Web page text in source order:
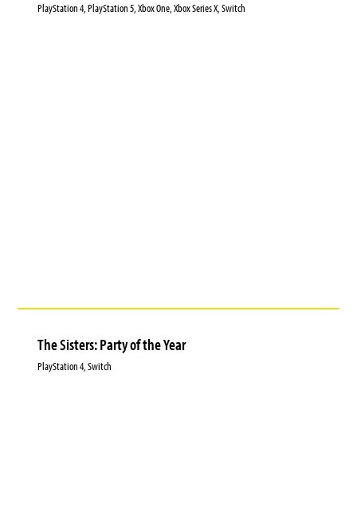
PlayStation 4, PlayStation 5, Xbox One, Xbox Series X, Switch
The Sisters: Party of the Year
PlayStation 4, Switch